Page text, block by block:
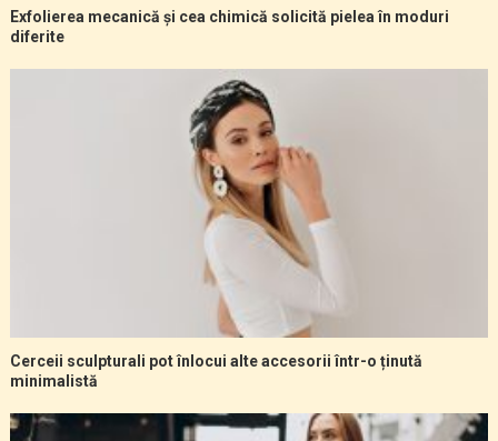
Exfolierea mecanică și cea chimică solicită pielea în moduri
diferite
Cerceii sculpturali pot înlocui alte accesorii într-o ținută
minimalistă